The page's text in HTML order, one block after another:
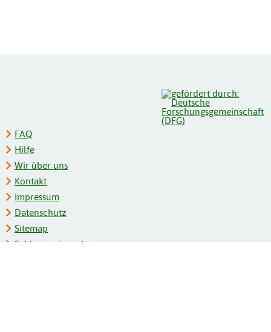
FAQ
Hilfe
Wir über uns
Kontakt
Impressum
Datenschutz
Sitemap
Schlagwortregister